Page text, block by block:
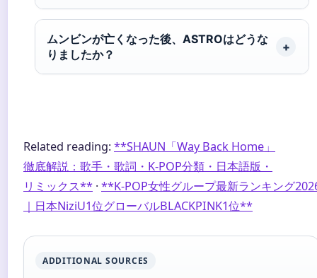
ムンビンが亡くなった後、ASTROはどうな
りましたか？
Related reading:**SHAUN「Way Back Home」
徹底解説：歌手・歌詞・K-POP分類・日本語版・
リミックス** ·**K-POP女性グループ最新ランキング
｜日本NiziU1位グローバルBLACKPINK1位**
ADDITIONAL SOURCES